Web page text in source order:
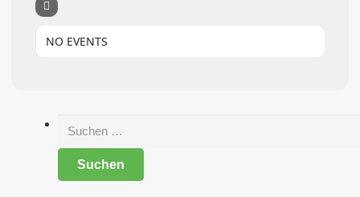
NO EVENTS